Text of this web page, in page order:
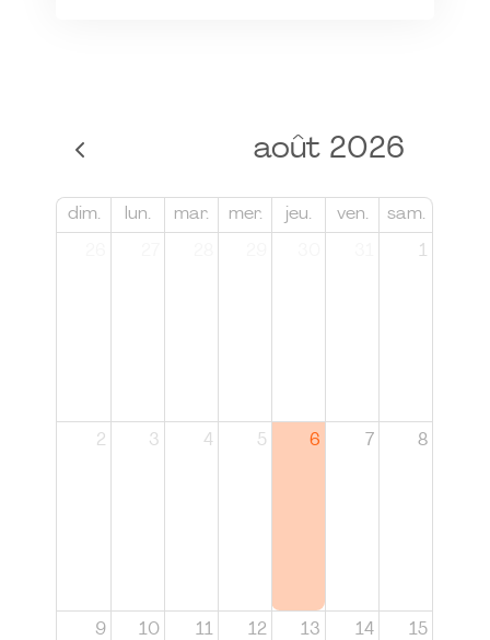
août 2026
dim. lun. mar. mer. jeu. ven. sam.
1
2 3 4 5 6 7 8
9 10 11 12 13 14 15